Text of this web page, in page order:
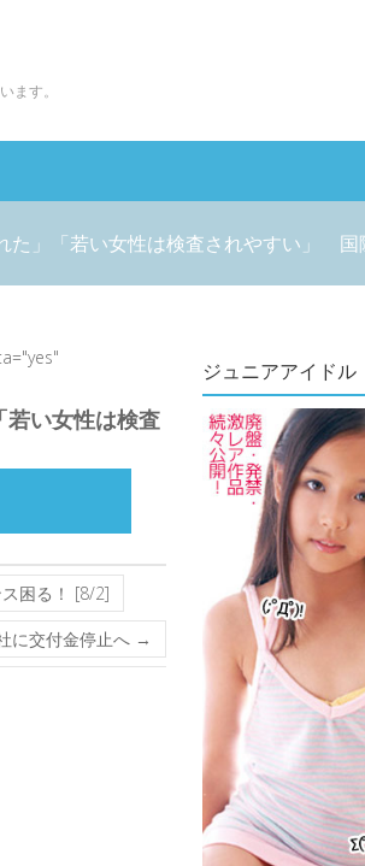
ます。
た」「若い女性は検査されやすい」 国
若い女性は検査
困る！ [8/2]
に交付金停止へ →
ジュニアアイドル